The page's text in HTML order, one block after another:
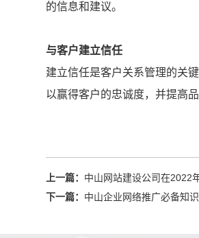
的信息和建议。
与客户建立信任
建立信任是客户关系管理的关
以赢得客户的忠诚度，并提高品
上一篇： 中山网站建设公司在2022
下一篇： 中山企业网络推广必备知